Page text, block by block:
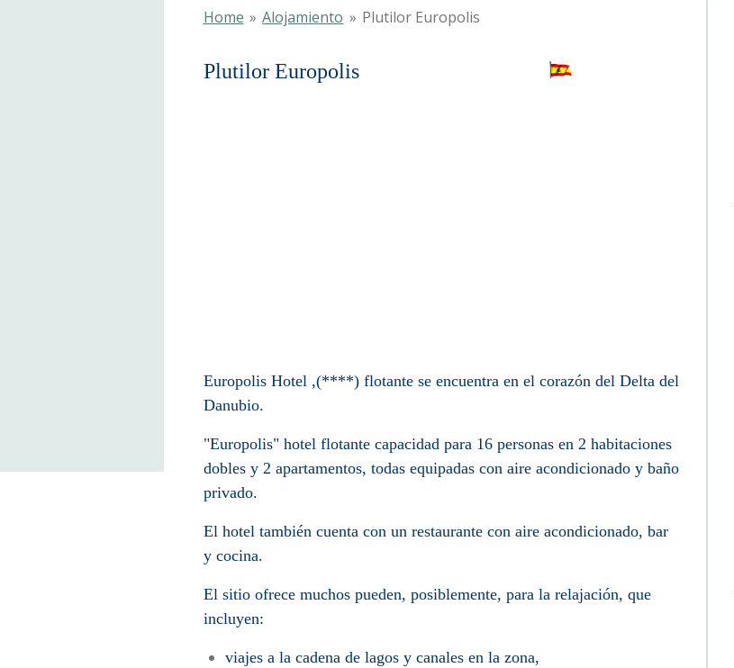
Home » Alojamiento » Plutilor Europolis
Plutilor Europolis
Europolis Hotel ,(****) flotante se encuentra en el corazón del Delta del
Danubio.
"Europolis" hotel flotante capacidad para 16 personas en 2 habitaciones
dobles y 2 apartamentos, todas equipadas con aire acondicionado y baño
privado.
El hotel también cuenta con un restaurante con aire acondicionado, bar
y cocina.
El sitio ofrece muchos pueden, posiblemente, para la relajación, que
incluyen:
viajes a la cadena de lagos y canales en la zona,